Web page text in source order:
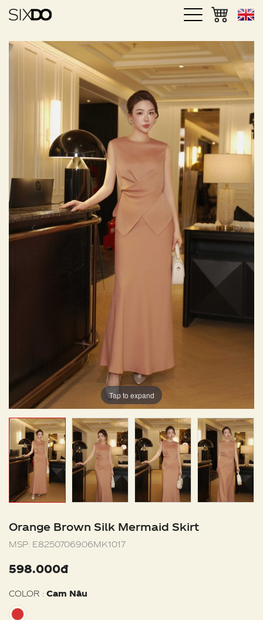
Tap to expand
Orange Brown Silk Mermaid Skirt
MSP: E8250706906MK1017
598.000đ
COLOR : Cam Nâu